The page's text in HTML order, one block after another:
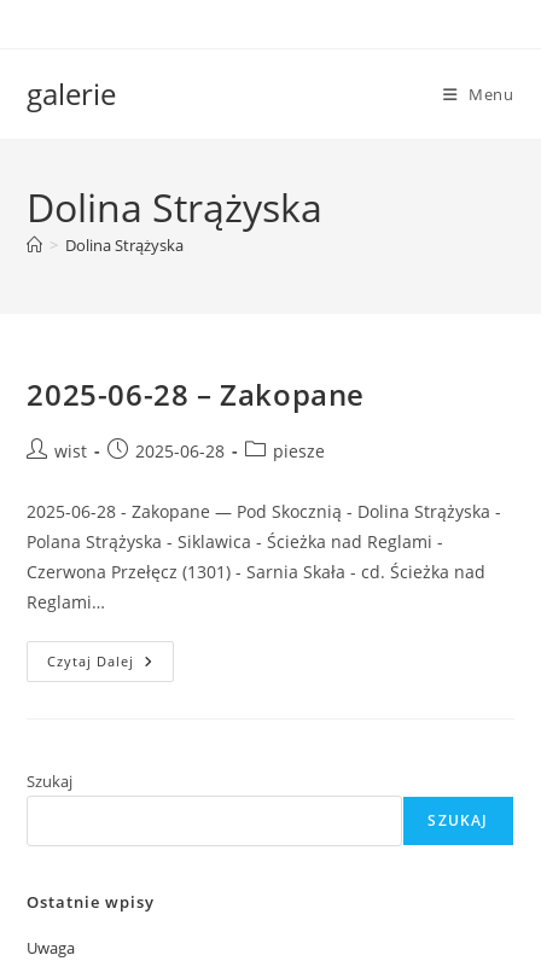
galerie Menu
Dolina Strążyska
> Dolina Strążyska
2025-06-28 – Zakopane
Postwist
Post2025-06-28
Postpiesze
2025-06-28 - Zakopane — Pod Skocznią - Dolina Strążyska -
Polana Strążyska - Siklawica - Ścieżka nad Reglami -
Czerwona Przełęcz (1301) - Sarnia Skała - cd. Ścieżka nad
Reglami…
Czytaj Dalej 2025-
06-
Szukaj
SZUKAJ
Ostatnie wpisy
Uwaga